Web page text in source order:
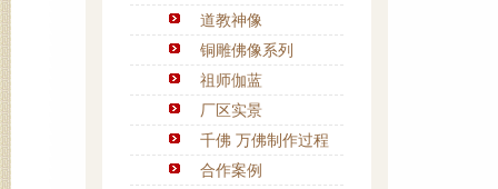
道教神像
铜雕佛像系列
祖师伽蓝
厂区实景
千佛 万佛制作过程
合作案例